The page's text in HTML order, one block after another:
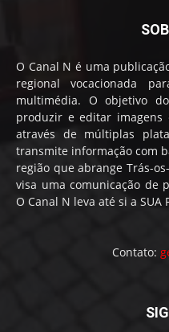
O Canal N é uma
regional vocacionada
multimédia. O objetivo
produzir e editar imagens
através de múltiplas
transmite informação com
região que abrange Trás-
visa uma comunicação de
O Canal N leva até si a SUA
Contato: